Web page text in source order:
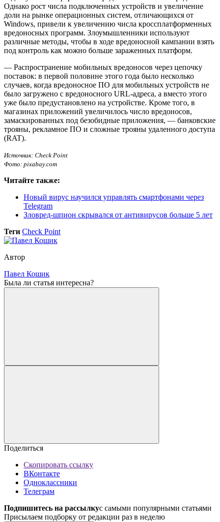
Однако рост числа подключенных устройств и увеличение
доли на рынке операционных систем, отличающихся от
Windows, привели к увеличению числа кроссплатформенных
вредоносных программ. Злоумышленники используют
различные методы, чтобы в ходе вредоносной кампании взять
под контроль как можно больше зараженных платформ.
— Распространение мобильных вредоносов через цепочку
поставок: в первой половине этого года было несколько
случаев, когда вредоносное ПО для мобильных устройств не
было загружено с вредоносного URL-адреса, а вместо этого
уже было предустановлено на устройстве. Кроме того, в
магазинах приложений увеличилось число вредоносов,
замаскированных под безобидные приложения, — банковские
трояны, рекламное ПО и сложные трояны удаленного доступа
(RAT).
Источник: Check Point
Фото: pixabay.com
Читайте также:
Новый вирус научился управлять смартфонами через
Telegram
Зловред-шпион скрывался от антивирусов больше 5 лет
Теги Check Point
Автор
Павел Кошик
Была ли статья интересна?
Поделиться
Скопировать ссылку
ВКонтакте
Одноклассники
Телеграм
Подпишитесь на рассылкус самыми популярными статьями
Присылаем подборку от редакции раз в неделю